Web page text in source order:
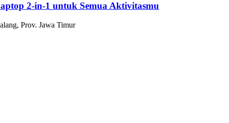
2-in-1 untuk Semua Aktivitasmu
Prov. Jawa Timur